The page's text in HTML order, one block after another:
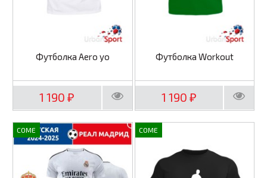
Футболка Aero yo
1 190₽
Футболка Workout
1 190 ₽
COME COME